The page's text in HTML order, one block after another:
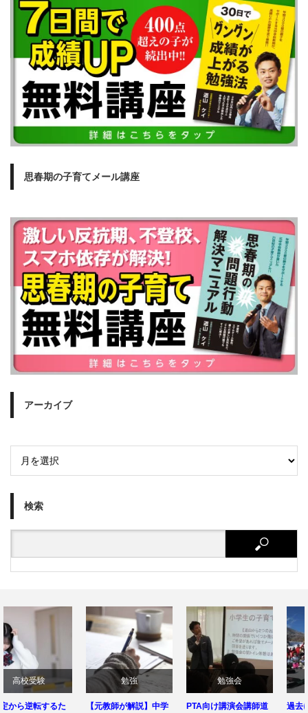
思春期の子育てメール講座
アーカイブ
検索
勉強
【元教師が解説】中学
勉強会
PTA向け講演会講師道 過去に行った夢プロの